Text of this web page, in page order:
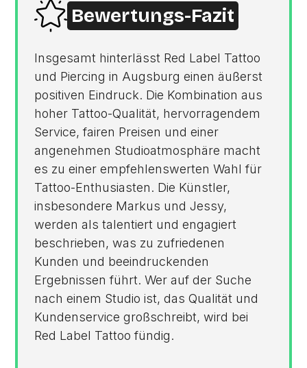
Bewertungs-Fazit
Insgesamt hinterlässt Red Label Tattoo
und Piercing in Augsburg einen äußerst
positiven Eindruck. Die Kombination aus
hoher Tattoo-Qualität, hervorragendem
Service, fairen Preisen und einer
angenehmen Studioatmosphäre macht
es zu einer empfehlenswerten Wahl für
Tattoo-Enthusiasten. Die Künstler,
insbesondere Markus und Jessy,
werden als talentiert und engagiert
beschrieben, was zu zufriedenen
Kunden und beeindruckenden
Ergebnissen führt. Wer auf der Suche
nach einem Studio ist, das Qualität und
Kundenservice großschreibt, wird bei
Red Label Tattoo fündig.